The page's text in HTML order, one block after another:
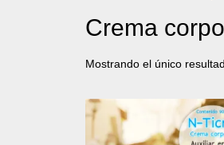
Crema
Mostrando el único